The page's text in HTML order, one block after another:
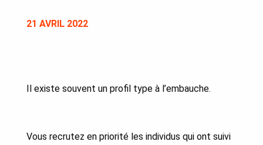
21 AVRIL 2022
Il existe souvent un profil type à l’embauche.
Vous recrutez en priorité les individus qui ont suivi